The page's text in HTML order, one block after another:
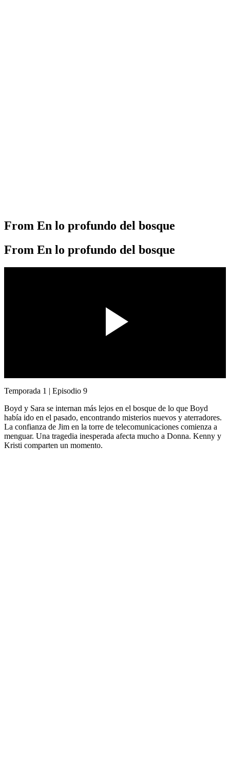
From En lo profundo del bosque
From En lo profundo del bosque
Temporada 1 | Episodio 9
Boyd y Sara se internan más lejos en el bosque de lo que Boyd
había ido en el pasado, encontrando misterios nuevos y aterradores.
La confianza de Jim en la torre de telecomunicaciones comienza a
menguar. Una tragedia inesperada afecta mucho a Donna. Kenny y
Kristi comparten un momento.